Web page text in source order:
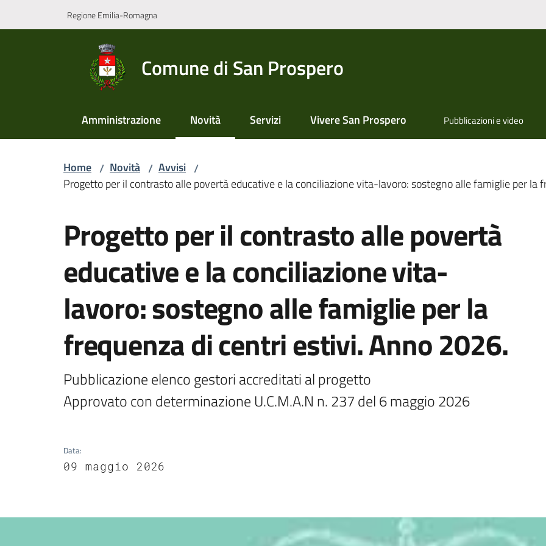
Regione Emilia-Romagna
Comune di San Prospero
Amministrazione Novità
Menu selezionato
Servizi Vivere San Prospero Pubblicazioni e video
Home / Novità / Avvisi /
Progetto per il contrasto alle povertà educative e la conciliazione vita-lavoro: sostegno alle famiglie per la
Progetto per il contrasto alle povertà
educative e la conciliazione vita-
lavoro: sostegno alle famiglie per la
frequenza di centri estivi. Anno 2026.
Pubblicazione elenco gestori accreditati al progetto
Approvato con determinazione U.C.M.A.N n. 237 del 6 maggio 2026
Data:
09 maggio 2026